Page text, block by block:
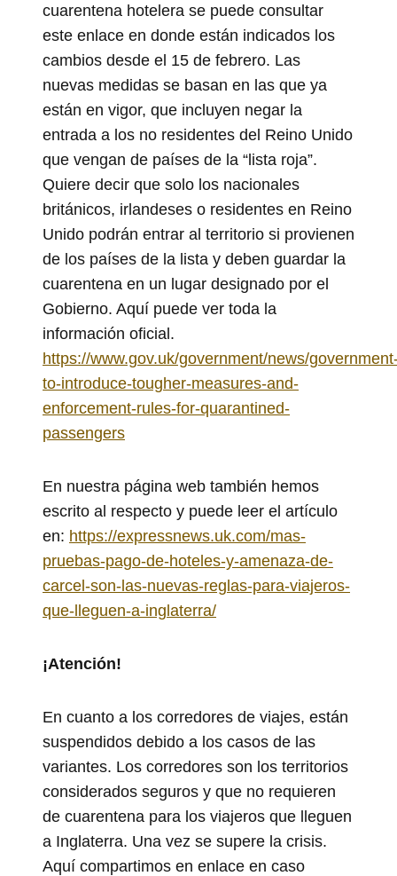
cuarentena hotelera se puede consultar
este enlace en donde están indicados los
cambios desde el 15 de febrero. Las
nuevas medidas se basan en las que ya
están en vigor, que incluyen negar la
entrada a los no residentes del Reino Unido
que vengan de países de la “lista roja”.
Quiere decir que solo los nacionales
británicos, irlandeses o residentes en Reino
Unido podrán entrar al territorio si provienen
de los países de la lista y deben guardar la
cuarentena en un lugar designado por el
Gobierno. Aquí puede ver toda la
información oficial.
https://www.gov.uk/government/news/
to-introduce-tougher-measures-and-
enforcement-rules-for-quarantined-
passengers
En nuestra página web también hemos
escrito al respecto y puede leer el artículo
en: https://expressnews.uk.com/mas-
pruebas-pago-de-hoteles-y-amenaza-de-
carcel-son-las-nuevas-reglas-para-viajeros-
que-lleguen-a-inglaterra/
¡Atención!
En cuanto a los corredores de viajes, están
suspendidos debido a los casos de las
variantes. Los corredores son los territorios
considerados seguros y que no requieren
de cuarentena para los viajeros que lleguen
a Inglaterra. Una vez se supere la crisis.
Aquí compartimos en enlace en caso